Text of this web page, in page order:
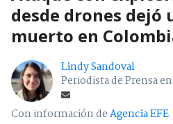
desde drones dejó
muerto en
Lindy Sandoval
Periodista de Prensa
Con información deAgencia EFE